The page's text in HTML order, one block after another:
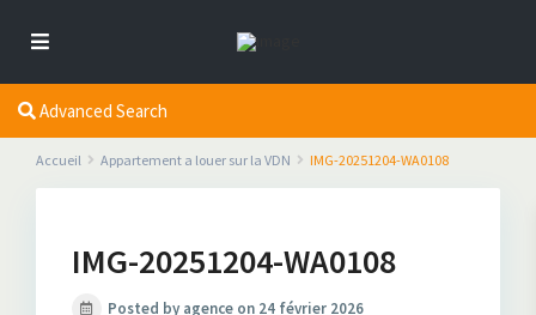
Advanced Search
Accueil Appartement a louer sur la VDN IMG-20251204-WA0108
IMG-20251204-WA0108
Posted by agence on 24 février 2026